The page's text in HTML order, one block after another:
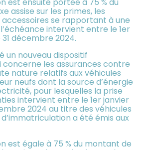
assise sur les primes, les
se rapportant à une
intervient entre le 1er
décembre 2024.
un nouveau dispositif
concerne les assurances contre
nature relatifs aux véhicules
neufs dont la source d’énergie
pour lesquelles la prise
intervient entre le 1er janvier
2024 au titre des véhicules
a été émis aux
est égale à 75 % du montant de